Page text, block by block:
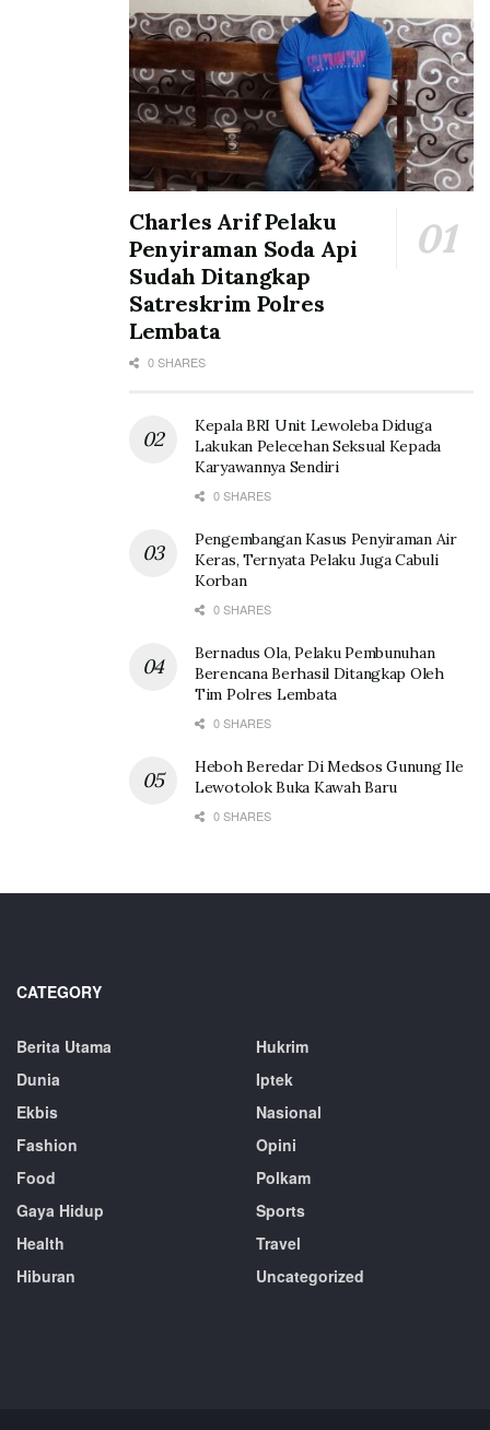
Charles Arif Pelaku
Penyiraman Soda Api
Sudah Ditangkap
Satreskrim Polres
Lembata
0 SHARES
Kepala BRI Unit Lewoleba Diduga
Lakukan Pelecehan Seksual Kepada
Karyawannya Sendiri
0 SHARES
Pengembangan Kasus Penyiraman Air
Keras, Ternyata Pelaku Juga Cabuli
Korban
0 SHARES
Bernadus Ola, Pelaku Pembunuhan
Berencana Berhasil Ditangkap Oleh
Tim Polres Lembata
0 SHARES
Heboh Beredar Di Medsos Gunung Ile
Lewotolok Buka Kawah Baru
0 SHARES
CATEGORY
Berita Utama
Dunia
Ekbis
Fashion
Food
Gaya Hidup
Health
Hiburan
Hukrim
Iptek
Nasional
Opini
Polkam
Sports
Travel
Uncategorized